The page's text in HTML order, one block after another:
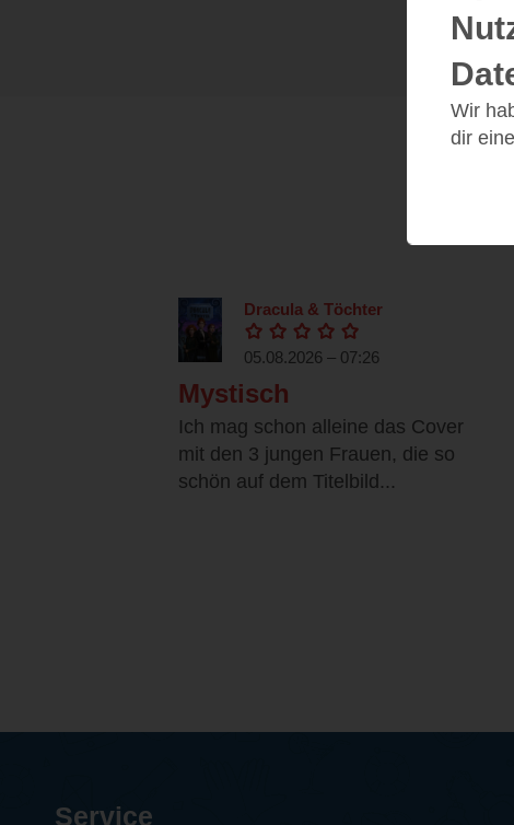
Dracula & Töchter
05.08.2026 – 07:26
Mystisch
Ich mag schon alleine das Cover
mit den 3 jungen Frauen, die so
schön auf dem Titelbild...
Wir
dir
Service